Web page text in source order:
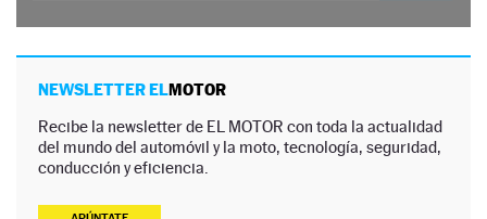
NEWSLETTER ELMOTOR
Recibe la newsletter de EL MOTOR con toda la actualidad
del mundo del automóvil y la moto, tecnología, seguridad,
conducción y eficiencia.